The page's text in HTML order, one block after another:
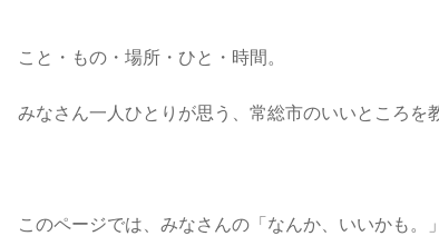
こと・もの・場所・ひと・時間。
みなさん一人ひとりが思う、 常総市のいいところを
このページでは、みなさんの「なんか、いいかも。